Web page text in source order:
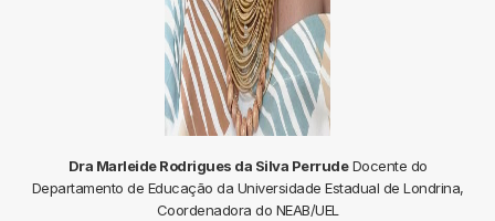
Dra Marleide Rodrigues da Silva PerrudeDocente do
Departamento de Educação da Universidade Estadual de Londrina,
Coordenadora do NEAB/UEL